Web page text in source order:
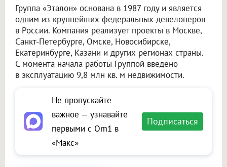
Группа «Эталон» основана в 1987 году и является
одним из крупнейших федеральных девелоперов
в России. Компания реализует проекты в Москве,
Санкт-Петербурге, Омске, Новосибирске,
Екатеринбурге, Казани и других регионах страны.
С момента начала работы Группой введено
в эксплуатацию 9,8 млн кв. м недвижимости.
Не пропускайте
важное — узнавайте
первыми с Om1 в
«Макс»
Подписаться